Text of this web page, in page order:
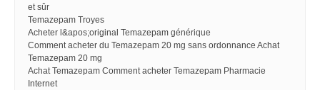
et sûr
Temazepam Troyes
Acheter l&apos;original Temazepam générique
Comment acheter du Temazepam 20 mg sans ordonnance Achat
Temazepam 20 mg
Achat Temazepam Comment acheter Temazepam Pharmacie
Internet